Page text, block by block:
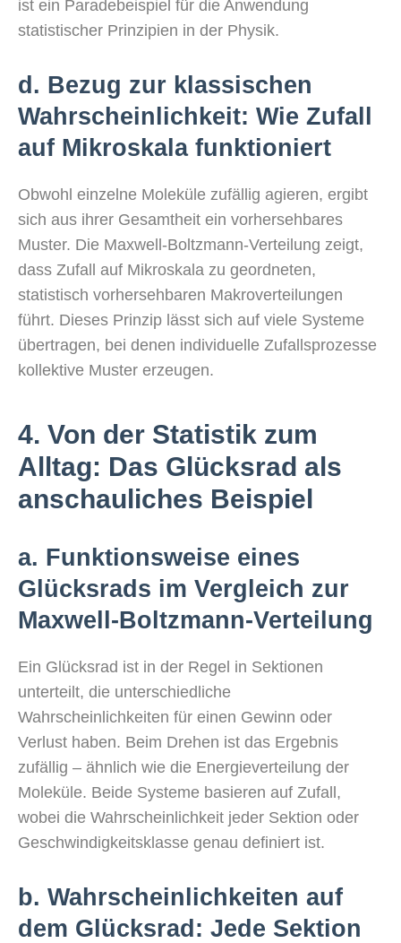
ist ein Paradebeispiel für die Anwendung
statistischer Prinzipien in der Physik.
d. Bezug zur klassischen
Wahrscheinlichkeit: Wie Zufall
auf Mikroskala funktioniert
Obwohl einzelne Moleküle zufällig agieren, ergibt
sich aus ihrer Gesamtheit ein vorhersehbares
Muster. Die Maxwell-Boltzmann-Verteilung zeigt,
dass Zufall auf Mikroskala zu geordneten,
statistisch vorhersehbaren Makroverteilungen
führt. Dieses Prinzip lässt sich auf viele Systeme
übertragen, bei denen individuelle Zufallsprozesse
kollektive Muster erzeugen.
4. Von der Statistik zum
Alltag: Das Glücksrad als
anschauliches Beispiel
a. Funktionsweise eines
Glücksrads im Vergleich zur
Maxwell-Boltzmann-Verteilung
Ein Glücksrad ist in der Regel in Sektionen
unterteilt, die unterschiedliche
Wahrscheinlichkeiten für einen Gewinn oder
Verlust haben. Beim Drehen ist das Ergebnis
zufällig – ähnlich wie die Energieverteilung der
Moleküle. Beide Systeme basieren auf Zufall,
wobei die Wahrscheinlichkeit jeder Sektion oder
Geschwindigkeitsklasse genau definiert ist.
b. Wahrscheinlichkeiten auf
dem Glücksrad: Jede Sektion